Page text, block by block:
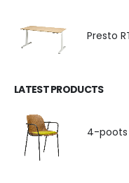
Presto
LATEST PRODUCTS
4-poots